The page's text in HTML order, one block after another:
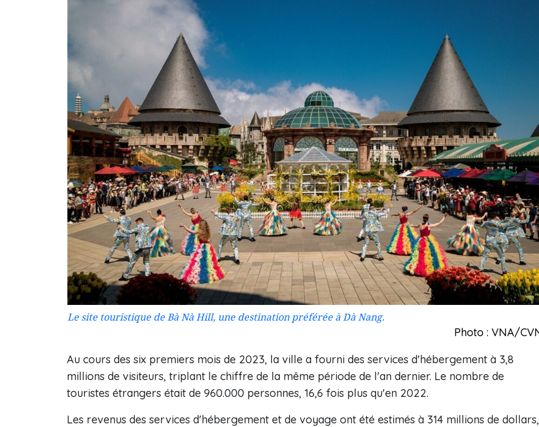
Le site touristique de Bà Nà Hill, une destination préférée à Dà Nang.
Photo : VNA/
Au cours des six premiers mois de 2023, la ville a fourni des services d'hébergement à 3,8
millions de visiteurs, triplant le chiffre de la même période de l'an dernier. Le nombre de
touristes étrangers était de 960.000 personnes, 16,6 fois plus qu'en 2022.
Les revenus des services d'hébergement et de voyage ont été estimés à 314 millions de dollars,